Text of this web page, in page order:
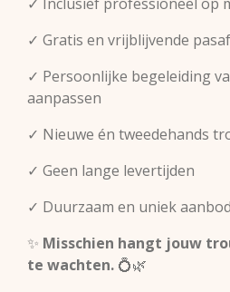
✓ Gratis en vrijblijvende
✓ Persoonlijke begeleiding
aanpassen
✓ Nieuwe én tweedehands
✓ Geen lange levertijden
✓ Duurzaam en uniek aanbod
✨ Misschien hangt jouw
te wachten. 💍🌿